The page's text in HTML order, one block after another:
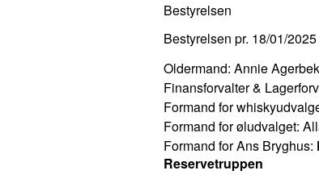
Bestyrelsen
Bestyrelsen pr. 18/01/2025
Oldermand: Annie
Finansforvalter &
Formand for
Formand for øludvalget:
Formand for Ans Bryghus:
Reservetruppen